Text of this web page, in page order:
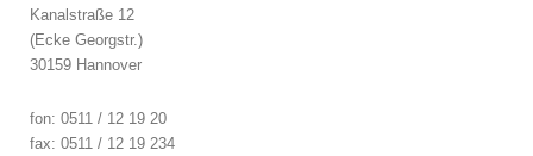
Kanalstraße 12
(Ecke Georgstr.)
30159 Hannover
fon: 0511 / 12 19 20
fax: 0511 / 12 19 234